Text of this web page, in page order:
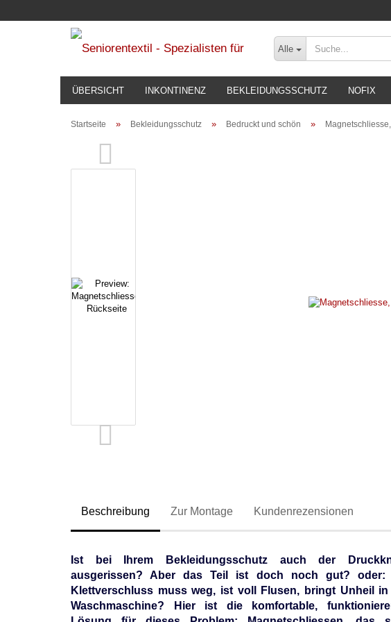
Alle
ÜBERSICHT INKONTINENZ BEKLEIDUNGSSCHUTZ NOFIX
Startseite » Bekleidungsschutz » Bedruckt und schön »
Beschreibung Zur Montage Kundenrezensionen
Ist bei Ihrem Bekleidungsschutz auch der
ausgerissen? Aber das Teil ist doch noch gut? oder:
Klettverschluss muss weg, ist voll Flusen, bringt Unheil
Waschmaschine? Hier ist die komfortable,